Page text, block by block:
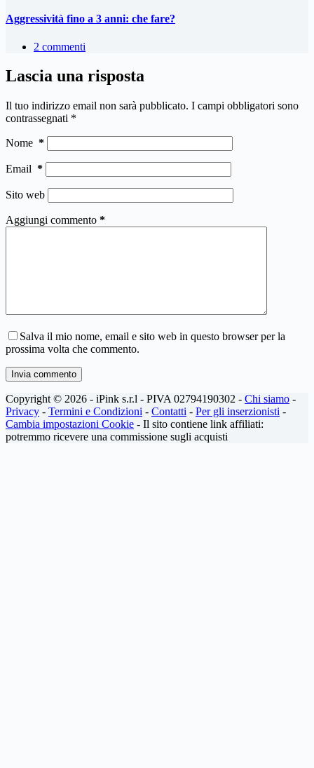
Aggressività fino a 3 anni: che fare?
2 commenti
Lascia una risposta
Il tuo indirizzo email non sarà pubblicato. I campi obbligatori sono
contrassegnati *
Nome *
Email *
Sito web
Aggiungi commento *
Salva il mio nome, email e sito web in questo browser per la
prossima volta che commento.
Invia commento
Copyright © 2026 - iPink s.r.l - PIVA 02794190302 - Chi siamo -
Privacy - Termini e Condizioni - Contatti - Per gli inserzionisti -
Cambia impostazioni Cookie - Il sito contiene link affiliati:
potremmo ricevere una commissione sugli acquisti